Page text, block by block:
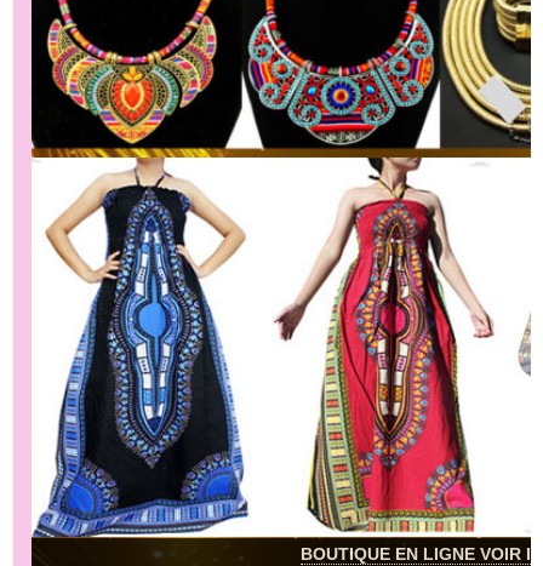
BOUTIQUE EN LIGNE VOIR